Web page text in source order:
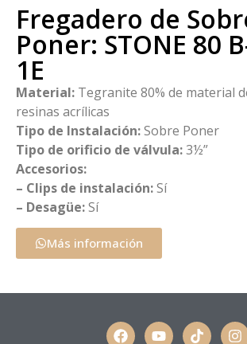
Fregadero de
Poner: STONE 80
1E
Material: Tegranite 80% de material
resinas acrílicas
Tipo de Instalación:Sobre Poner
Tipo de orificio de válvula:3½”
Accesorios:
– Clips de instalación:Sí
– Desagüe:Sí
Más información